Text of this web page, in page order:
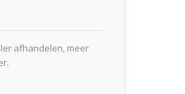
afhandelen, meer